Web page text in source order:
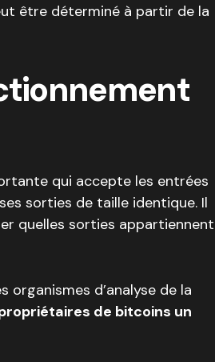
être déterminé à partir de la
qui accepte les entrées
sorties de taille identique. Il
quelles sorties appartiennent
organismes d’analyse de la
de bitcoins un